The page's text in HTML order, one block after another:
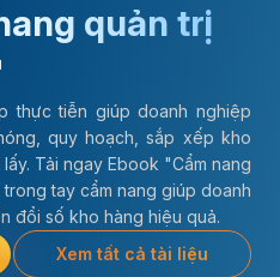
quản trị
thực tiễn giúp doanh nghiệp
quy hoạch, sắp xếp kho
Tải ngay Ebook "Cẩm nang
tay cẩm nang giúp doanh
đổi số kho hàng hiệu quả.
Xem tất cả tài liệu